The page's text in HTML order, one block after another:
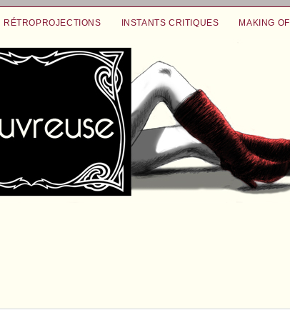
RÉTROPROJECTIONS INSTANTS CRITIQUES MAKING OF